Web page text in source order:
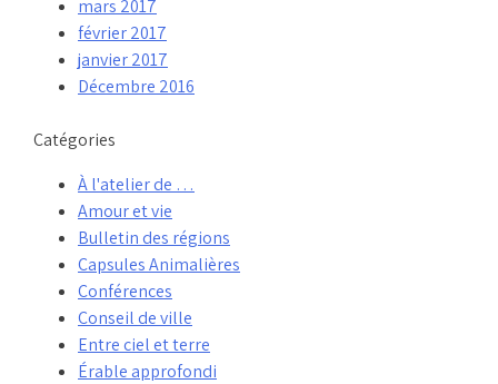
mars 2017
février 2017
janvier 2017
Décembre 2016
Catégories
À l'atelier de …
Amour et vie
Bulletin des régions
Capsules Animalières
Conférences
Conseil de ville
Entre ciel et terre
Érable approfondi